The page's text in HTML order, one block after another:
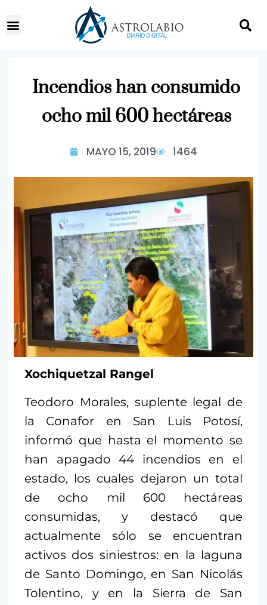
Incendios han consumido
ocho mil 600 hectáreas
MAYO 15, 2019 1464
Xochiquetzal Rangel
Teodoro Morales, suplente legal de
la Conafor en San Luis Potosí,
informó que hasta el momento se
han apagado 44 incendios en el
estado, los cuales dejaron un total
de ocho mil 600 hectáreas
consumidas, y destacó que
actualmente sólo se encuentran
activos dos siniestros: en la laguna
de Santo Domingo, en San Nicolás
Tolentino, y en la Sierra de San